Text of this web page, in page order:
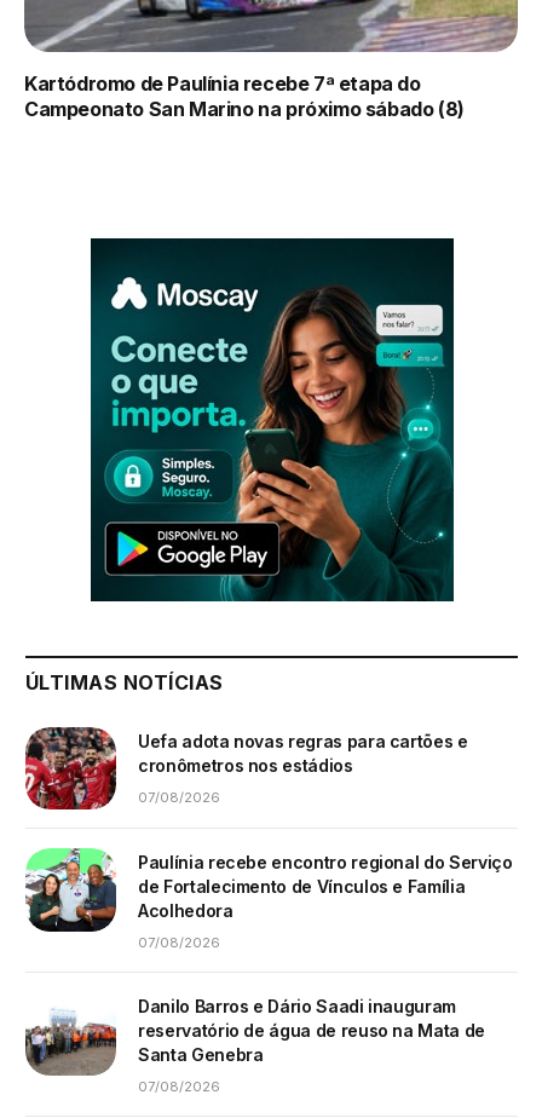
Kartódromo de Paulínia recebe 7ª etapa do
Campeonato San Marino na próximo sábado (8)
ÚLTIMAS NOTÍCIAS
Uefa adota novas regras para cartões e
cronômetros nos estádios
07/08/2026
Paulínia recebe encontro regional do Serviço
de Fortalecimento de Vínculos e Família
Acolhedora
07/08/2026
Danilo Barros e Dário Saadi inauguram
reservatório de água de reuso na Mata de
Santa Genebra
07/08/2026